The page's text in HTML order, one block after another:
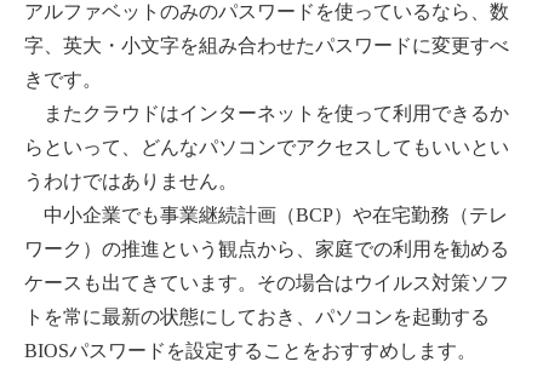
アルファベットのみのパスワードを使っているなら、数
字、英大・小文字を組み合わせたパスワードに変更すべ
きです。
またクラウドはインターネットを使って利用できるか
らといって、どんなパソコンでアクセスしてもいいとい
うわけではありません。
中小企業でも事業継続計画（BCP）や在宅勤務（テレ
ワーク）の推進という観点から、家庭での利用を勧める
ケースも出てきています。その場合はウイルス対策ソフ
トを常に最新の状態にしておき、パソコンを起動する
BIOSパスワードを設定することをおすすめします。